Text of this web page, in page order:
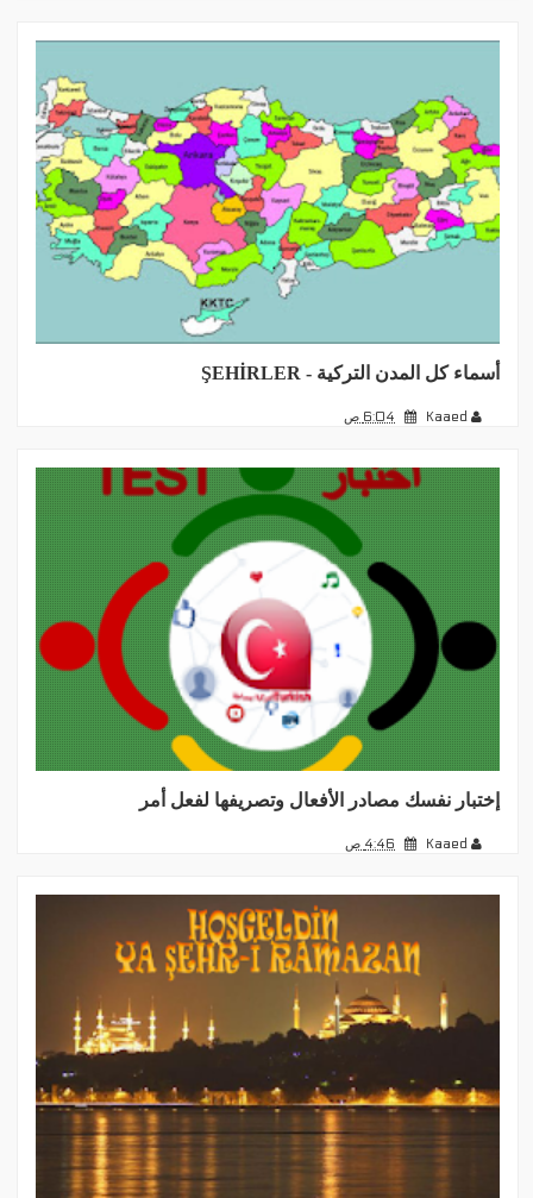
أسماء كل المدن التركية - ŞEHİRLER
Kaaed 6:04 ص
إختبار نفسك مصادر الأفعال وتصريفها لفعل أمر
Kaaed 4:46 ص